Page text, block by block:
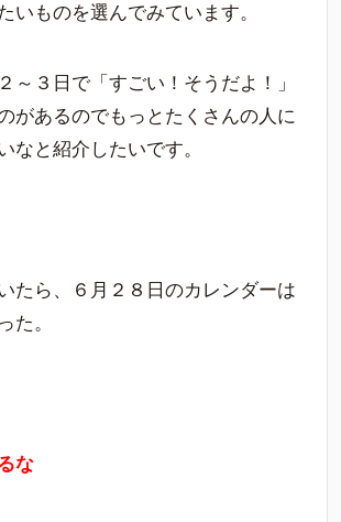
いものを選んでみています。
～３日で「すごい！そうだよ！」
があるのでもっとたくさんの人に
なと紹介したいです。
たら、６月２８日のカレンダーは
た。
な